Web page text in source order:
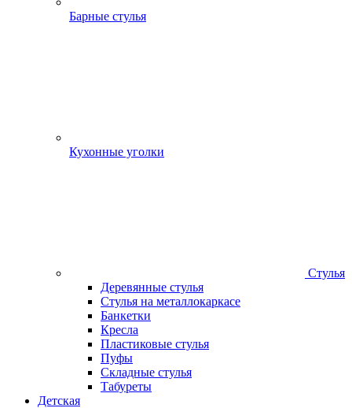
Барные стулья
Кухонные уголки
Стулья
Деревянные стулья
Стулья на металлокаркасе
Банкетки
Кресла
Пластиковые стулья
Пуфы
Складные стулья
Табуреты
Детская